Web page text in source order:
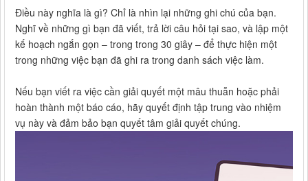
Điều này nghĩa là gì? Chỉ là nhìn lại những ghi chú của bạn.
Nghĩ về những gì bạn đã viết, trả lời câu hỏi tại sao, và lập một
kế hoạch ngắn gọn – trong trong 30 giây – để thực hiện một
trong những việc bạn đã ghi ra trong danh sách việc làm.
Nếu bạn viết ra việc cần giải quyết một mâu thuẫn hoặc phải
hoàn thành một báo cáo, hãy quyết định tập trung vào nhiệm
vụ này và đảm bảo bạn quyết tâm giải quyết chúng.